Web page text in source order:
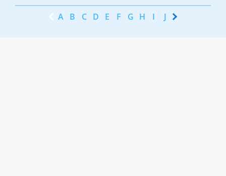
A B C D E F G H I J K